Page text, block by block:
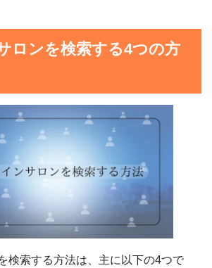
ロンを検索する4つの方
検索する方法は、主に以下の4つで